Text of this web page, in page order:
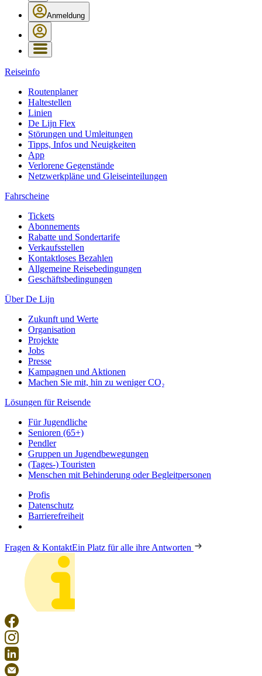
Anmeldung
Reiseinfo
Routenplaner
Haltestellen
Linien
De Lijn Flex
Störungen und Umleitungen
Tipps, Infos und Neuigkeiten
App
Verlorene Gegenstände
Netzwerkpläne und Gleiseinteilungen
Fahrscheine
Tickets
Abonnements
Rabatte und Sondertarife
Verkaufsstellen
Kontaktloses Bezahlen
Allgemeine Reisebedingungen
Geschäftsbedingungen
Über De Lijn
Zukunft und Werte
Organisation
Projekte
Jobs
Presse
Kampagnen und Aktionen
Machen Sie mit, hin zu weniger CO₂
Lösungen für Reisende
Für Jugendliche
Senioren (65+)
Pendler
Gruppen un Jugendbewegungen
(Tages-) Touristen
Menschen mit Behinderung oder Begleitpersonen
Profis
Datenschutz
Barrierefreiheit
Fragen & KontaktEin Platz für alle ihre Antworten